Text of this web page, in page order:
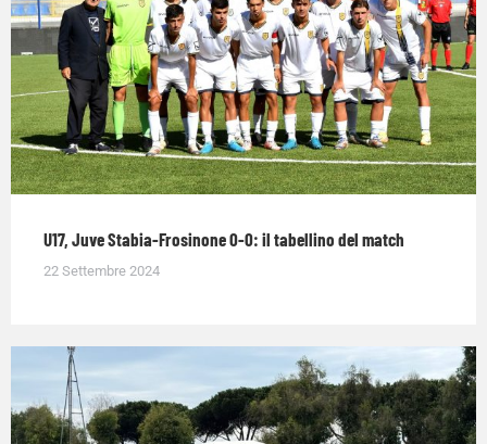
U17, Juve Stabia-Frosinone 0-0: il tabellino del match
22 Settembre 2024